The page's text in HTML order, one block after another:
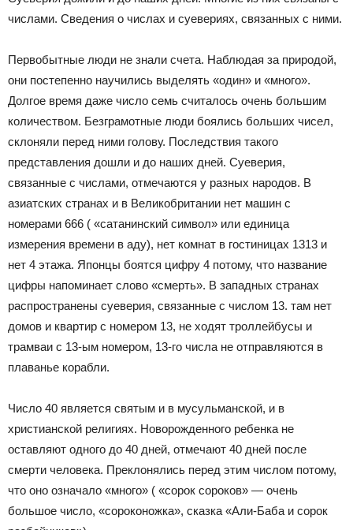
числами. Сведения о числах и суевериях, связанных с ними.
Первобытные люди не знали счета. Наблюдая за природой,
они постепенно научились выделять «один» и «много».
Долгое время даже число семь считалось очень большим
количеством. Безграмотные люди боялись больших чисел,
склоняли перед ними голову. Последствия такого
представления дошли и до наших дней. Суеверия,
связанные с числами, отмечаются у разных народов. В
азиатских странах и в Великобритании нет машин с
номерами 666 ( «сатанинский символ» или единица
измерения времени в аду), нет комнат в гостиницах 1313 и
нет 4 этажа. Японцы боятся цифру 4 потому, что название
цифры напоминает слово «смерть». В западных странах
распространены суеверия, связанные с числом 13. там нет
домов и квартир с номером 13, не ходят троллейбусы и
трамваи с 13-ым номером, 13-го числа не отправляются в
плаванье корабли.
Число 40 является святым и в мусульманской, и в
христианской религиях. Новорожденного ребенка не
оставляют одного до 40 дней, отмечают 40 дней после
смерти человека. Преклонялись перед этим числом потому,
что оно означало «много» ( «сорок сороков» — очень
большое число, «сороконожка», сказка «Али-Баба и сорок